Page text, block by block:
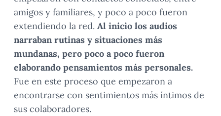
amigos y familiares, y poco a poco fueron
extendiendo la red. Al inicio los audios
narraban rutinas y situaciones más
mundanas, pero poco a poco fueron
elaborando pensamientos más personales.
Fue en este proceso que empezaron a
encontrarse con sentimientos más íntimos de
sus colaboradores.